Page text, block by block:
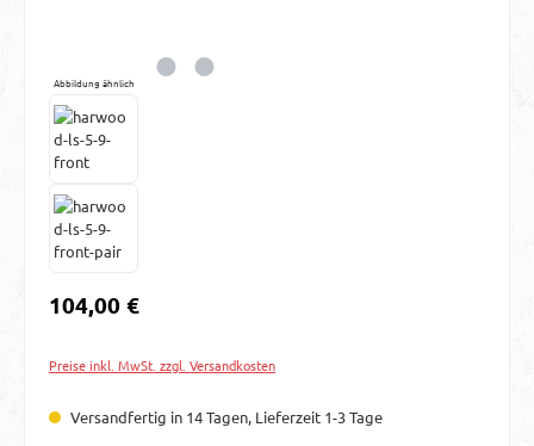
Abbildung ähnlich
Regulärer Preis:
104,00 €
Preise inkl. MwSt. zzgl. Versandkosten
Versandfertig in 14 Tagen, Lieferzeit 1-3 Tage